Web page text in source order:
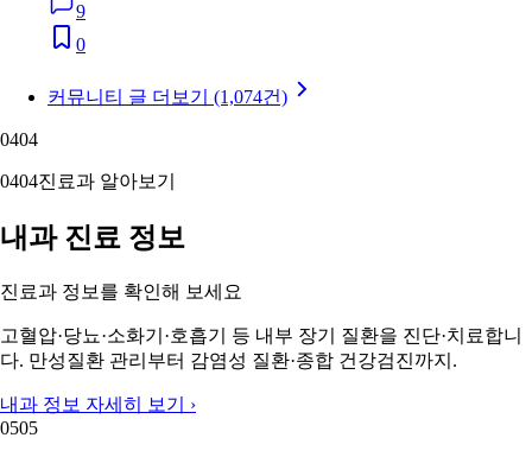
9
0
커뮤니티 글 더보기 (1,074건)
0404
0404진료과 알아보기
내과 진료 정보
진료과 정보를 확인해 보세요
고혈압·당뇨·소화기·호흡기 등 내부 장기 질환을 진단·치료합니
다. 만성질환 관리부터 감염성 질환·종합 건강검진까지.
내과 정보 자세히 보기 ›
0505